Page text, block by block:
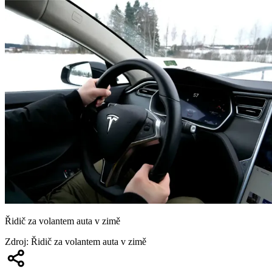
Řidič za volantem auta v zimě
Zdroj: Řidič za volantem auta v zimě